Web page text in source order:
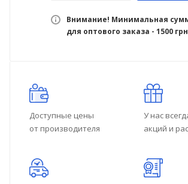
Внимание! Минимальная
для оптового заказа - 1500
Доступные цены
от производителя
У нас
акций и